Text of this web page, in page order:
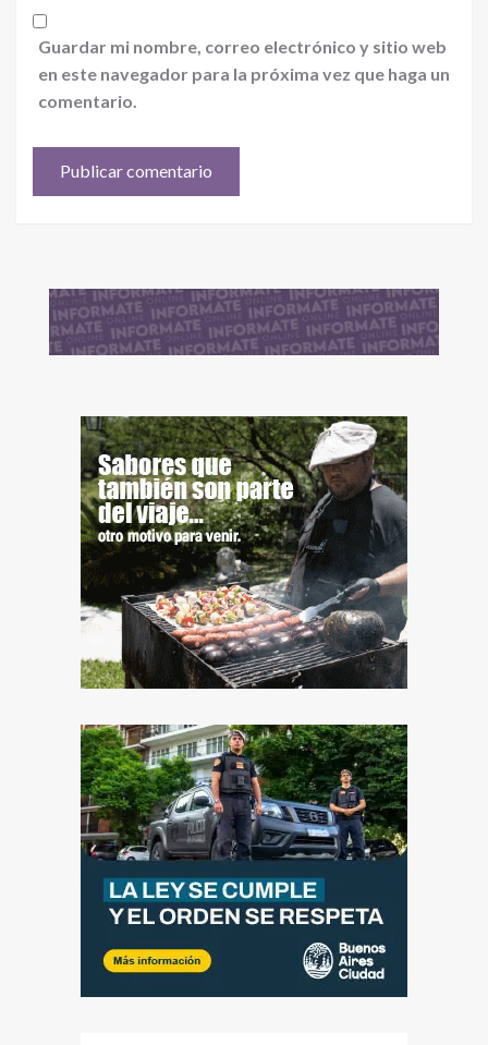
Guardar mi nombre, correo electrónico y sitio web
en este navegador para la próxima vez que haga un
comentario.